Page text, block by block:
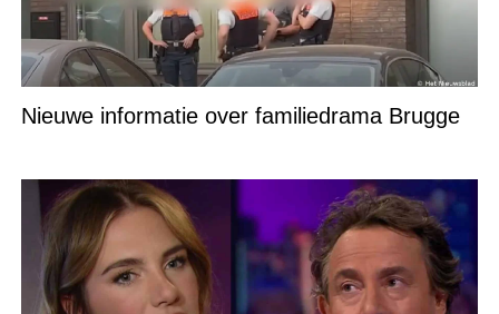
Nieuwe informatie over familiedrama Brugge